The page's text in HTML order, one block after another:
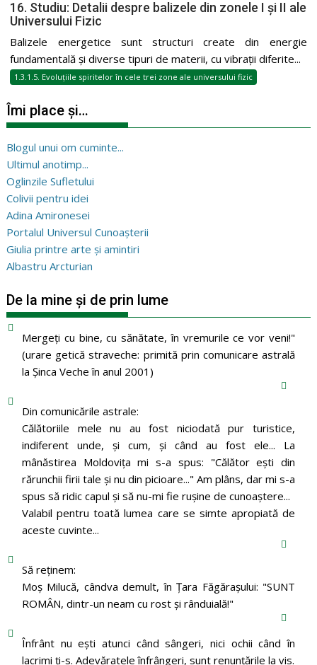
16. Studiu: Detalii despre balizele din zonele I și II ale
Universului Fizic
Balizele energetice sunt structuri create din energie
fundamentală și diverse tipuri de materii, cu vibrații diferite...
1.3.1.5. Evoluțiile spiritelor în cele trei zone ale universului fizic
Îmi place și…
Blogul unui om cuminte...
Ultimul anotimp...
Oglinzile Sufletului
Colivii pentru idei
Adina Amironesei
Portalul Universul Cunoașterii
Giulia printre arte și amintiri
Albastru Arcturian
De la mine și de prin lume
Mergeţi cu bine, cu sănătate, în vremurile ce vor veni!"
(urare getică straveche: primită prin comunicare astrală
la Şinca Veche în anul 2001)
Din comunicările astrale:
Călătoriile mele nu au fost niciodată pur turistice,
indiferent unde, și cum, și când au fost ele... La
mânăstirea Moldoviţa mi s-a spus: "Călător eşti din
rărunchii firii tale şi nu din picioare..." Am plâns, dar mi s-a
spus să ridic capul şi să nu-mi fie ruşine de cunoaştere...
Valabil pentru toată lumea care se simte apropiată de
aceste cuvinte...
Să reținem:
Moș Milucă, cândva demult, în Ţara Făgăraşului: "SUNT
ROMÂN, dintr-un neam cu rost şi rânduială!"
Înfrânt nu ești atunci când sângeri, nici ochii când în
lacrimi ți-s. Adevăratele înfrângeri, sunt renunțările la vis.